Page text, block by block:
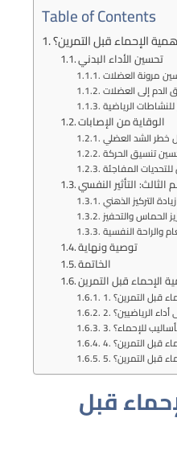
Table of Contents
الإحماء قبل التمرين؟
تحسين الأداء البدني
مرونة العضلات
الدم إلى العضلات
الرياضية
الوقاية من الإصابات
خطر الشد العضلي
تنسيق الحركة
المفاجئة
الثالث: التأثير النفسي
زيادة التركيز الذهني
الحماس والتحفيز
والراحة النفسية
توصية ونهاية
الخاتمة
الإحماء قبل التمرين
قبل التمرين؟
أداء الرياضيين؟
للإحماء؟
قبل التمرين؟
قبل التمرين؟
قبل